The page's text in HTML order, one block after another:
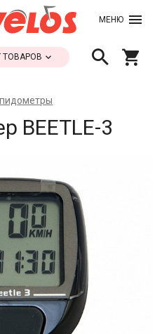
МЕНЮ
ТОВАРОВ
BEETLE-3